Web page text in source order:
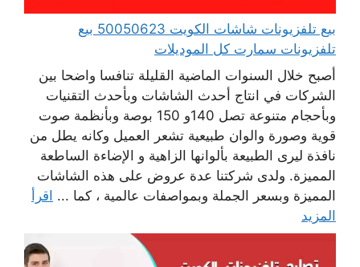
بيع تلفزيونات شاشات الكويت 50050623 بيع
تلفزيونات سمارت كل الموديلات
أصبح خلال السنوات الماضية القليلة تنافسا واضحا بين
الشركات في انتاج أحدث الشاشات وبأحدث التقنيات
وبأحجام متنوعة تصل 140و 150 بوصة وبأنظمة صوت
قوية وصورة والوان طبيعية تشعر العميل وكانه يطل من
نافذة ليرى الطبيعة بألوانها الزاهية و الإضاءة الساطعة
المميزة. ولدى شركتنا عدة عروض على هذه الشاشات
المميزة وبسعر الجملة وبمواصفات عالمية ، كما ... اقرأ
المزيد